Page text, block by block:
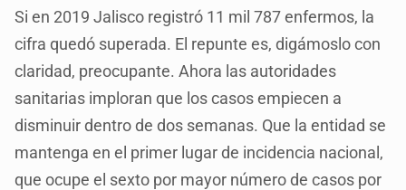
Si en 2019 Jalisco registró 11 mil 787 enfermos, la
cifra quedó superada. El repunte es, digámoslo con
claridad, preocupante. Ahora las autoridades
sanitarias imploran que los casos empiecen a
disminuir dentro de dos semanas. Que la entidad se
mantenga en el primer lugar de incidencia nacional,
que ocupe el sexto por mayor número de casos por